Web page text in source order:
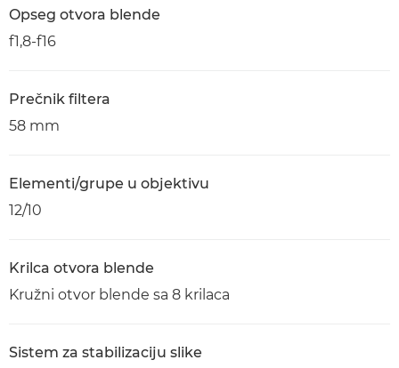
Opseg otvora blende
f1,8-f16
Prečnik filtera
58 mm
Elementi/grupe u objektivu
12/10
Krilca otvora blende
Kružni otvor blende sa 8 krilaca
Sistem za stabilizaciju slike